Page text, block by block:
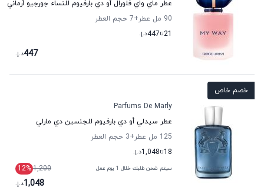
عطر ماي واي فلورال أو دي بارفيوم للنساء جورجيو أرماني
90 مل عطر
+7
حجم العطر
21تا447د.إ.
447د.إ.
خصم خاص
Parfums De Marly
عطر سيدلي أو دي بارفيوم للجنسين دي مارلي
125 مل عطر
+3
حجم العطر
18تا1,048د.إ.
سيتم شحن طلبك خلال 1 يوم عمل 1,200
12%
1,048د.إ.